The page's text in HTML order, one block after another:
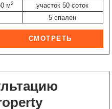
м2
участок 50 соток
5 спален